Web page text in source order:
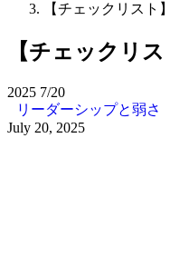
【チェックリスト
【チェックリ
2025 7/20
リーダーシップと弱さ
July 20, 2025